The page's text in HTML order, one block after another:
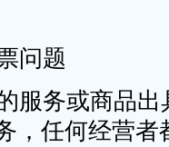
问题
服务或商品出
，任何经营